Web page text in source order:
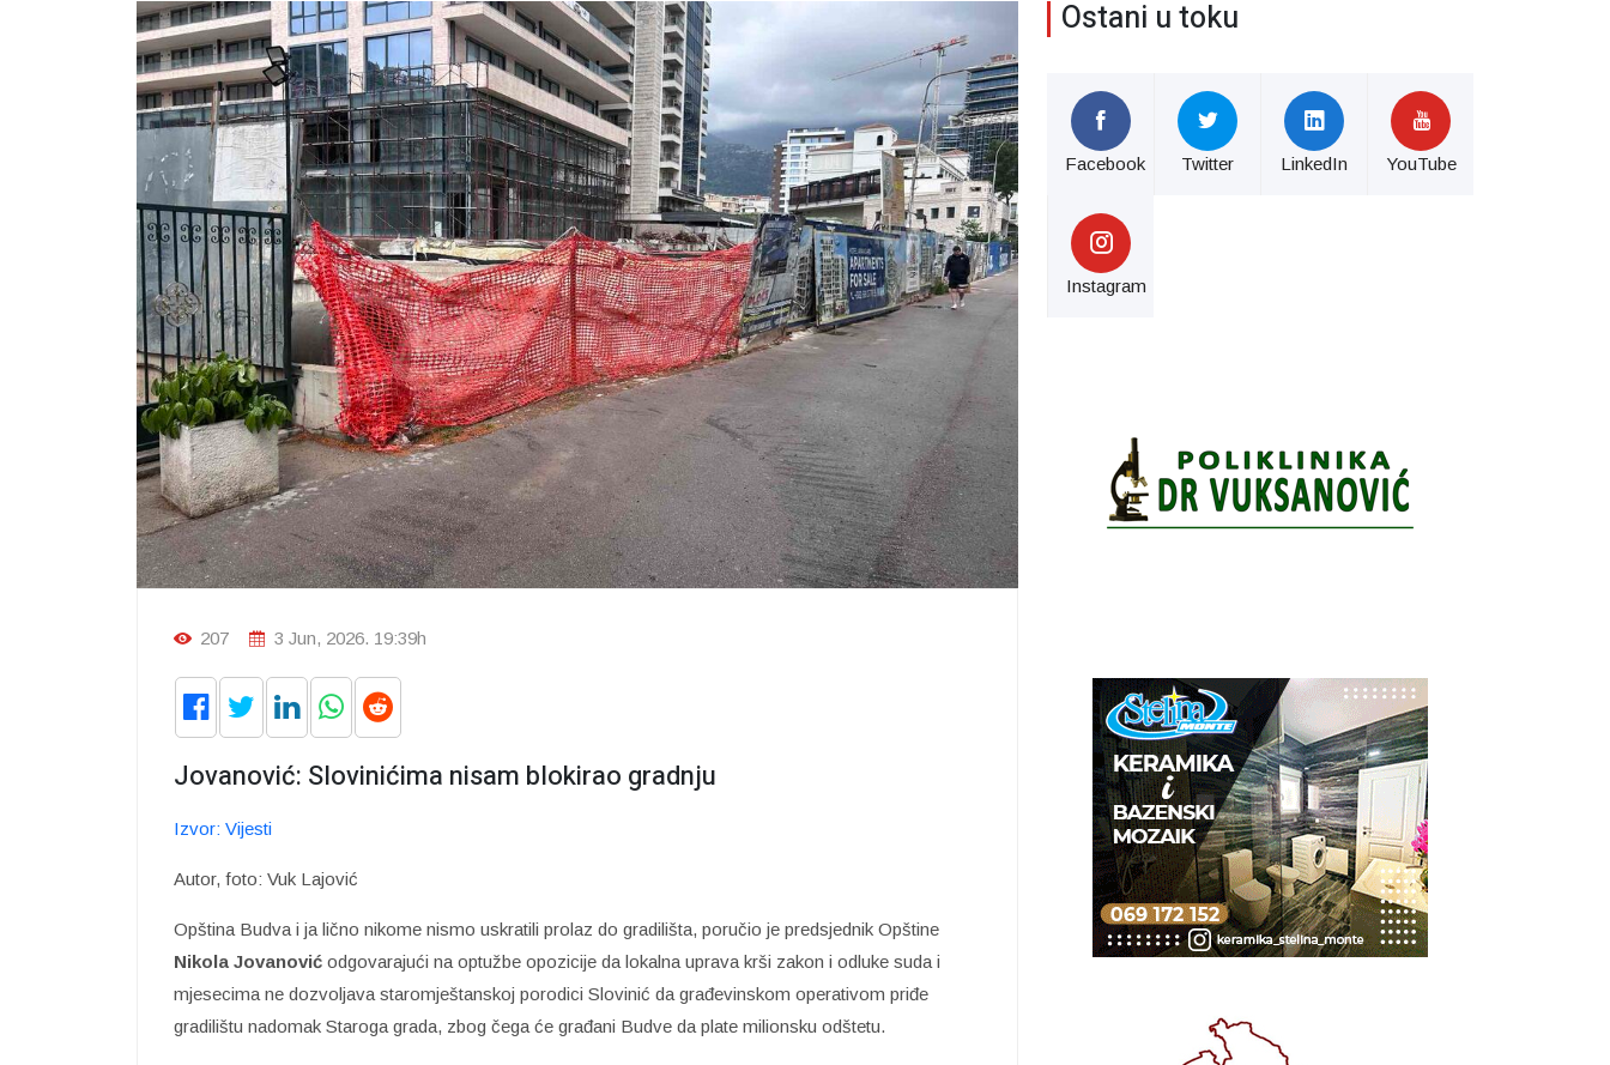
207 3 Jun, 2026. 19:39h
Jovanović: Slovinićima nisam blokirao gradnju
Izvor: Vijesti
Autor, foto: Vuk Lajović
Opština Budva i ja lično nikome nismo uskratili prolaz do gradilišta, poručio je predsjednik Opštine
Nikola Jovanović odgovarajući na optužbe opozicije da lokalna uprava krši zakon i odluke suda i
mjesecima ne dozvoljava staromještanskoj porodici Slovinić da građevinskom operativom priđe
gradilištu nadomak Staroga grada, zbog čega će građani Budve da plate milionsku odštetu.
Ostani u toku
Facebook Twitter LinkedIn YouTube
Instagram